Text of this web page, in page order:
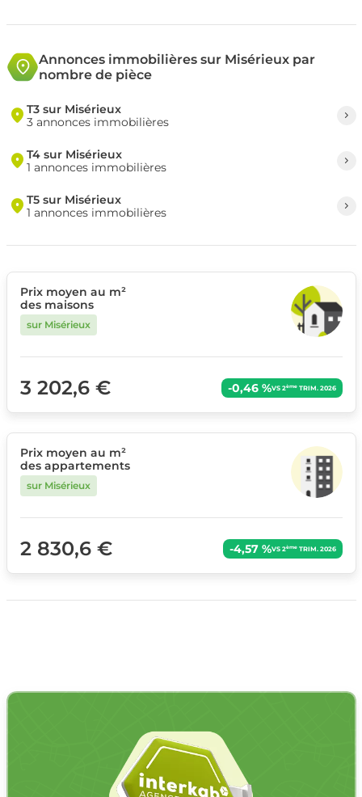
Annonces immobilières sur Misérieux par
nombre de pièce
T3 sur Misérieux
3 annonces immobilières
T4 sur Misérieux
1 annonces immobilières
T5 sur Misérieux
1 annonces immobilières
Prix moyen au m²
des maisons
sur Misérieux
3 202,6 € -0,46 %VS 2èmeTRIM. 2026
Prix moyen au m²
des appartements
sur Misérieux
2 830,6 € -4,57 %VS 2èmeTRIM. 2026